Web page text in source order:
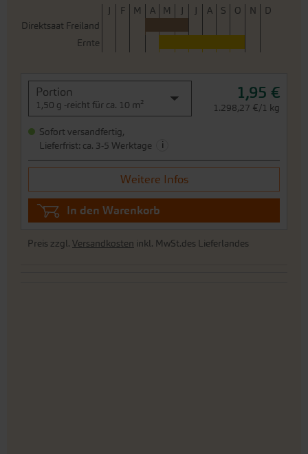
J F M A M J J A S O N
D
Direktsaat Freiland
Ernte
Portion
1,50 g -reicht für ca. 10 m²
1,95 €
1.298,27 €/1 kg
Sofort versandfertig,
Lieferfrist: ca. 3-5 Werktage
i
Weitere Infos
In den Warenkorb
Preis zzgl. Versandkosten inkl. MwSt.des Lieferlandes